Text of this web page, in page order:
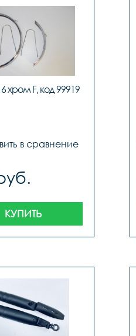
хром F, код 99919
в сравнение
КУПИТЬ